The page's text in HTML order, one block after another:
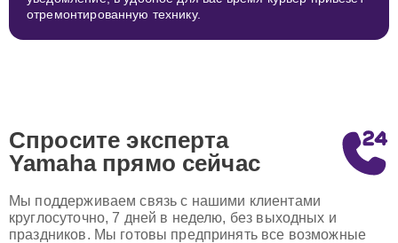
отремонтированную технику.
Спросите эксперта
Yamaha прямо сейчас
Мы поддерживаем связь с нашими клиентами
круглосуточно, 7 дней в неделю, без выходных и
праздников. Мы готовы предпринять все возможные